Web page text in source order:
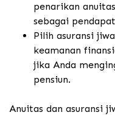
penarikan
sebagai
Pilih asuransi
keamanan
jika Anda
pensiun.
Anuitas dan asuransi